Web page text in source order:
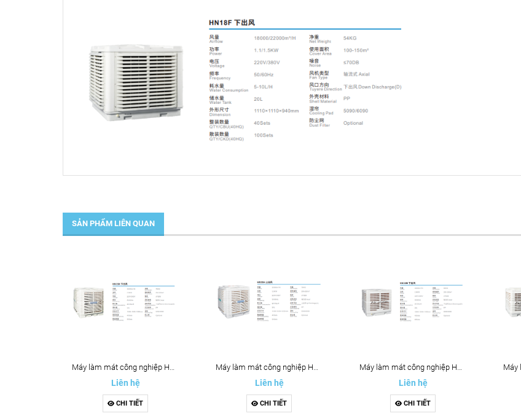
SẢN PHẨM LIÊN QUAN
Máy làm mát công nghiệp HN35H
Liên hệ
CHI TIẾT
Máy làm mát công nghiệp HN35H
Liên hệ
CHI TIẾT
Máy làm mát công nghiệp HN30M
Liên hệ
CHI TIẾT